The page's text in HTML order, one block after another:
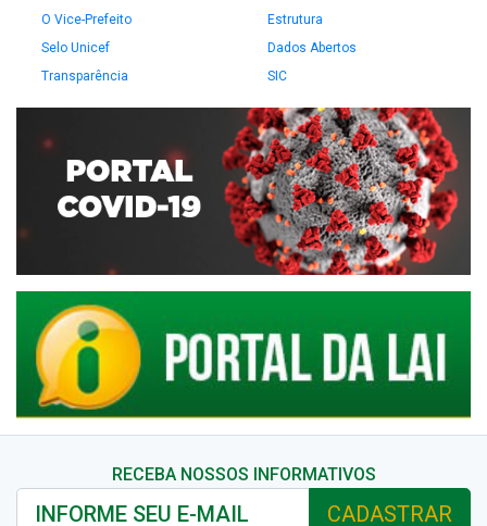
O Vice-Prefeito
Estrutura
Selo Unicef
Dados Abertos
Transparência
SIC
RECEBA NOSSOS INFORMATIVOS
CADASTRAR